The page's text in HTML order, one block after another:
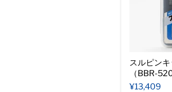
スルピン
（BBR-
¥13,409